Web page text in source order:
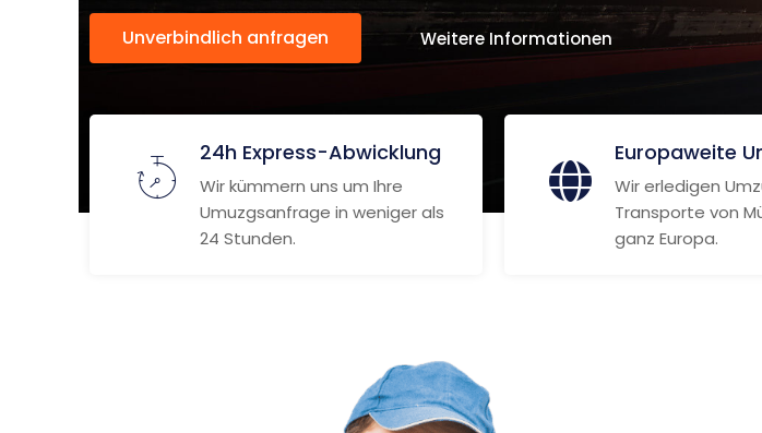
Unverbindlich anfragen Weitere Informationen
24h Express-Abwicklung
Wir kümmern uns um Ihre
Umuzgsanfrage in weniger als
24 Stunden.
Europaweite
Wir erledigen
Transporte von
ganz Europa.